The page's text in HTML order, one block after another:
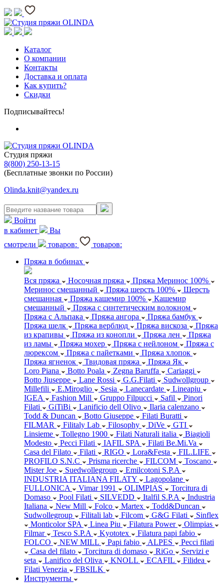
Каталог
О компании
Контакты
Доставка и оплата
Как купить?
Скидки
Подписывайтесь!
Студия пряжи
8(800) 250-13-15
(Бесплатные звонки по России)
Olinda.knit@yandex.ru
Войти
в кабинет
Вы
смотрели
товаров:
товаров:
Пряжа в бобинах
Вся пряжа Носочная пряжа
Пряжа Меринос 100%
Меринос смешанный
Пряжа шерсть 100%
Шерсть
смешанная
Пряжа кашемир 100%
Кашемир
смешанный
Пряжа с синтетическим волокном
Пряжа с Альпака
Пряжа ангора
Пряжа бамбук
Пряжа шелк
Пряжа верблюд Пряжа вискоза
Пряжа
из крапивы
Пряжа из конопли Пряжа лен
Пряжа
из ламы
Пряжа мохер Пряжа с нейлоном
Пряжа с
люрексом
Пряжа с пайетками
Пряжа хлопок
Пряжа ягненок
Твидовая пряжа
Пряжа Як
Loro Piana
Botto Poala Zegna Baruffa
Cariaggi
Botto Jiuseppe
Lane Rossi G.G.Filati
Sudwollgroup
Millefili
E.Miroglio Sesia Lanecardate
Lineapiu
IGEA
Fashion Mill Gruppo Filpucci Safil
Pinori
Filati
GiTiBi Lanificio dell Olivo
Ilaria calenzano
Todd & Duncan
Botto Giuseppe
Filati Buratti
FILMAR
Filitaly Lab Filosophy DiVe
GTI
Linsieme
Tollegno 1900 Filati Naturali italia
Biagioli
Modesto
Pecci Filati IAFIL SPA
Filati Be.Mi.Va
Casa del Filato
Filati RIGO Lora&Festa
FIL.LIFE
PROFILO S.N.C
Prisma ricerche FILCOM
Toscano
Mister Joe
Suedwollegroup
Emilcotoni S.P.A
INDUSTRIA ITALIANA FILATY
Lagopolane
FULLONICA
Vimar 1991 OLIMPIAS
Torcitura di
Domaso
Pool Filati SILVEDD Italfil S.P.A
Industria
Italiana
New Mill Folco Martex
Todd&Duncan
Sudwollegroup
Filitali lab Filcom G&G Filati
Sinflex
Monticolor SPA
Linea Piu Filatura Power
Olimpias
Filmar
Tesco S.P.A Kyototex
Filatura papi fabio
FOLCO
NEW MILL Papi fabio ALPES
Pecci filati
Casa del filato
Torcitura di domaso RiGo
Servizi e
seta
Lanifico del Oliva KNOLL ECAFIL
Filidea
Filati Venezia
FBSILK
Инструменты